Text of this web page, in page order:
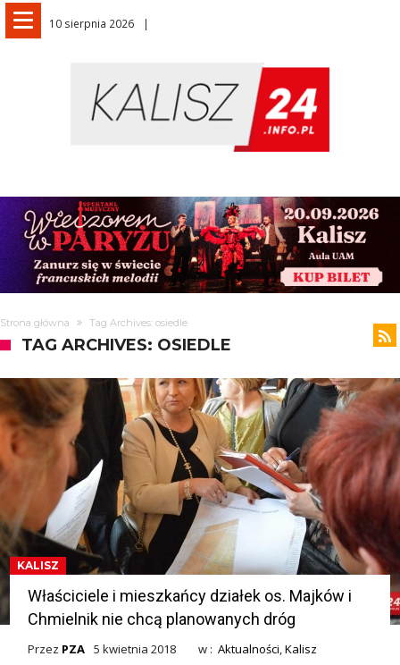
10 sierpnia 2026
Strona główna Tag Archives: osiedle
TAG ARCHIVES: OSIEDLE
KALISZ
Właściciele i mieszkańcy działek os. Majków i
Chmielnik nie chcą planowanych dróg
Przez PZA 5 kwietnia 2018 w :Aktualności,Kalisz